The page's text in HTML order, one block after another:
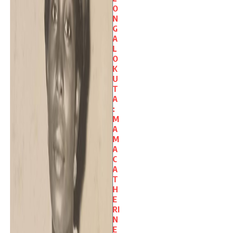
O
N
G
A
L
O
K
U
T
A
:
M
A
M
A
C
A
T
H
E
RI
N
E